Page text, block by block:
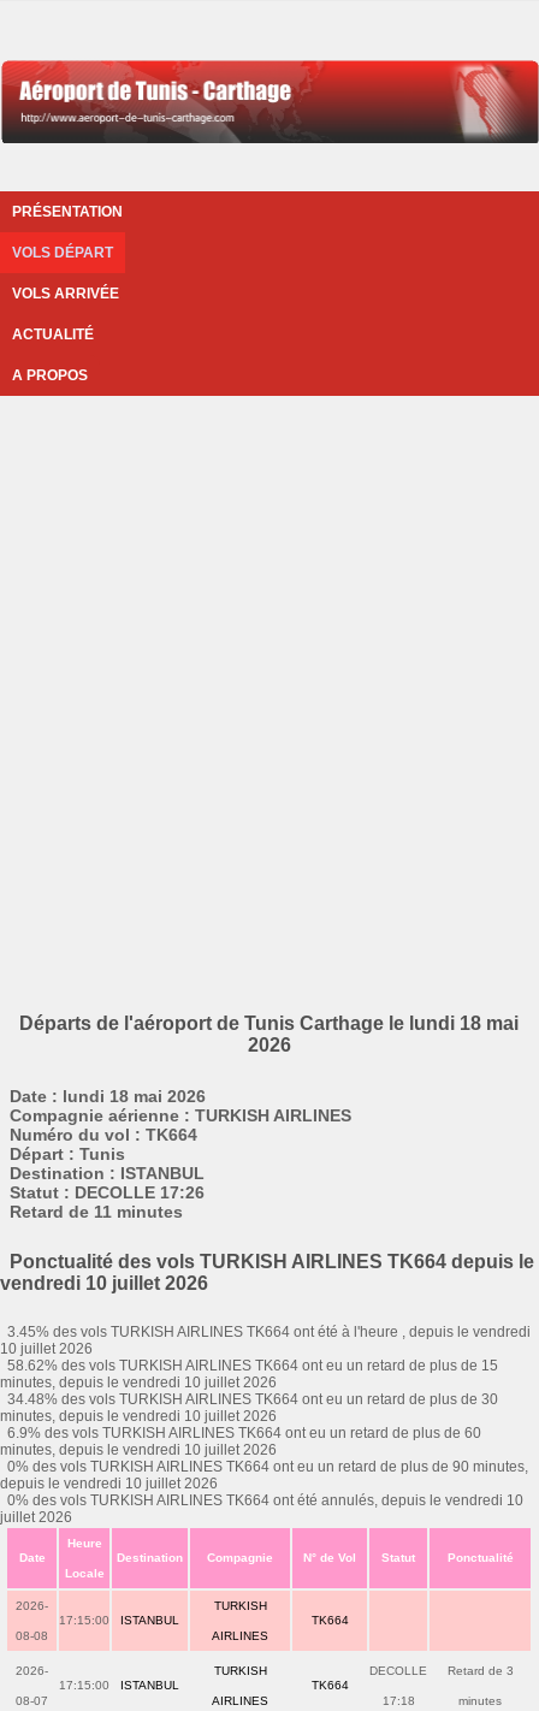
PRÉSENTATION
VOLS DÉPART
VOLS ARRIVÉE
ACTUALITÉ
A PROPOS
Départs de l'aéroport de Tunis Carthage le lundi 18 mai
2026
Date : lundi 18 mai 2026
Compagnie aérienne : TURKISH AIRLINES
Numéro du vol : TK664
Départ : Tunis
Destination : ISTANBUL
Statut : DECOLLE 17:26
Retard de 11 minutes
Ponctualité des vols TURKISH AIRLINES TK664 depuis le
vendredi 10 juillet 2026
3.45% des vols TURKISH AIRLINES TK664 ont été à l'heure , depuis le vendredi
10 juillet 2026
58.62% des vols TURKISH AIRLINES TK664 ont eu un retard de plus de 15
minutes, depuis le vendredi 10 juillet 2026
34.48% des vols TURKISH AIRLINES TK664 ont eu un retard de plus de 30
minutes, depuis le vendredi 10 juillet 2026
6.9% des vols TURKISH AIRLINES TK664 ont eu un retard de plus de 60
minutes, depuis le vendredi 10 juillet 2026
0% des vols TURKISH AIRLINES TK664 ont eu un retard de plus de 90 minutes,
depuis le vendredi 10 juillet 2026
0% des vols TURKISH AIRLINES TK664 ont été annulés, depuis le vendredi 10
juillet 2026
Date
Heure
Locale
Destination Compagnie N° de Vol Statut Ponctualité
2026-
08-08
17:15:00 ISTANBUL
TURKISH
AIRLINES
TK664
2026-
08-07
17:15:00 ISTANBUL
TURKISH
AIRLINES
TK664
DECOLLE
17:18
Retard de 3
minutes